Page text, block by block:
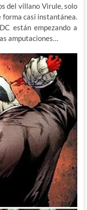
del villano Virule, solo
forma casi instantánea.
están empezando a
amputaciones…